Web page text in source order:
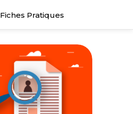
Fiches Pratiques